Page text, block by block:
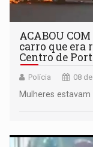
ACABOU
carro que era
Centro de
Polícia 08
Mulheres